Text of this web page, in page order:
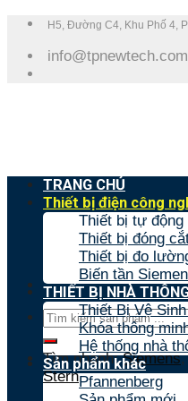
Skip
content
H5, Đường C4, Khu Phố 4,
info@tpnewtech.com
Tìm
kiếm:
Tìm nhanh:Siemens
Stern
TRANG CHỦ
Thiết bị điện công
Thiết bị tự động
Thiết bị đóng
Thiết bị đo
Biến tần
THIẾT BỊ NHÀ
Thiết Bị Vệ
Khóa thông
Hệ thống nhà
Sản phẩm khác
Pfannenberg